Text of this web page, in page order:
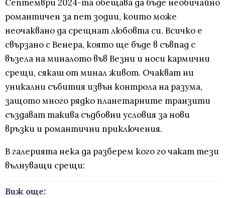
Септември 2024-та обещава да бъде необичайно
романтичен за пет зодии, които може
неочаквано да срещнат любовта си. Всичко е
свързано с Венера, която ще бъде в съвпад с
възела на миналото във Везни и носи кармични
срещи, сякаш от минал живот. Очакват ни
уникални събития извън контрола на разума,
защото много рядко планетарните транзити
създават такива съдбовни условия за нови
връзки и романтични приключения.
В галерията нека да разберем кого го чакат тези
вълнуващи срещи:
Виж още: